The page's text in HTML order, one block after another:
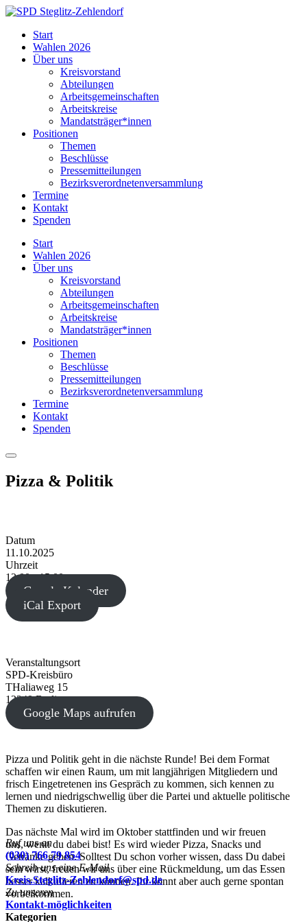
Skip
content
Steglitz-
Zehlendorf
Start
Wahlen 2026
Über uns
Kreisvorstand
Abteilungen
Arbeitsgemeinschaften
Arbeitskreise
Mandatsträger*innen
Positionen
Themen
Beschlüsse
Pressemitteilungen
Bezirksverordnetenversammlung
Termine
Kontakt
Spenden
Start
Wahlen 2026
Über uns
Kreisvorstand
Abteilungen
Arbeitsgemeinschaften
Arbeitskreise
Mandatsträger*innen
Positionen
Themen
Beschlüsse
Pressemitteilungen
Bezirksverordnetenversammlung
Termine
Kontakt
Spenden
Menu
Pizza & Politik
Datum
11.10.2025
Uhrzeit
13:00 - 15:00
Google Kalender
iCal Export
Veranstaltungsort
SPD-Kreisbüro
THaliaweg 15
12249 Berlin
Google Maps aufrufen
Pizza und Politik geht in die nächste Runde! Bei dem Format
schaffen wir einen Raum, um mit langjährigen Mitgliedern und
frisch Eingetretenen ins Gespräch zu kommen, sich kennen zu
lernen und niedrigschwellig über die Partei und aktuelle politische
Themen zu diskutieren.
Das nächste Mal wird im Oktober stattfinden und wir freuen
uns, wenn du dabei bist! Es wird wieder Pizza, Snacks und
Getränke geben. Solltest Du schon vorher wissen, dass Du dabei
sein wirst, freuen wir uns über eine Rückmeldung, um das Essen
besser kalkulieren zu können. Ihr könnt aber auch gerne spontan
vorbeikommen.
Kategorien
Ruf uns an
(030) 766 79 854
Schreib uns eine E-Mail
Kreis.Steglitz-Zehlendorf@spd.de
Zu unseren
Kontakt-möglichkeiten